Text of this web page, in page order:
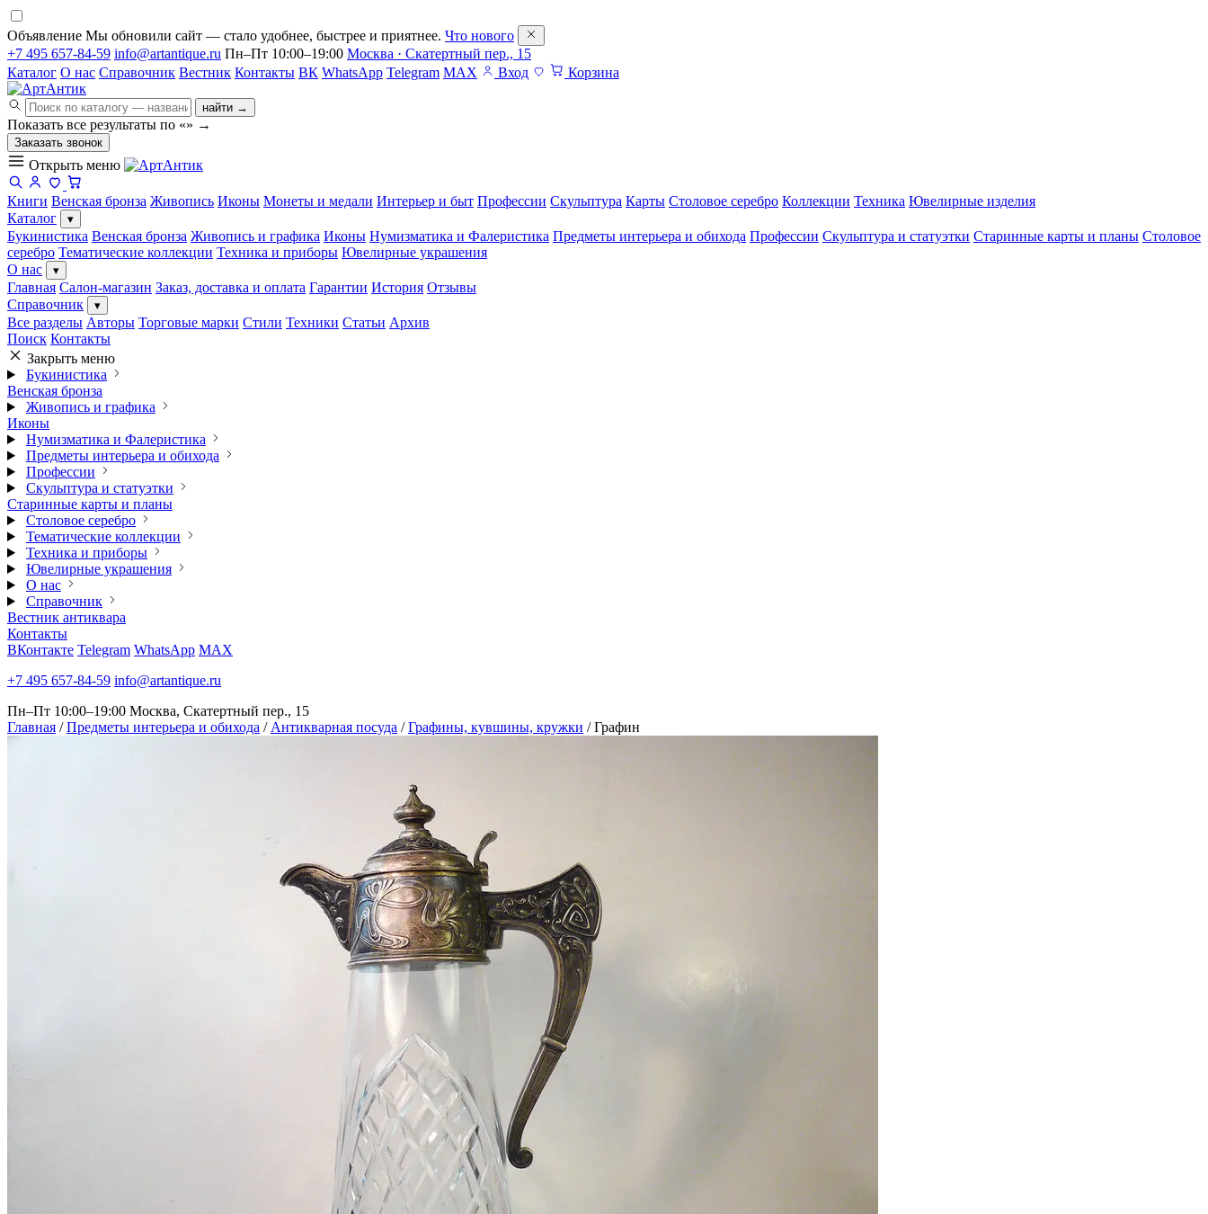
Объявление Мы обновили сайт — стало удобнее, быстрее и приятнее. Что нового
+7 495 657-84-59 info@artantique.ru Пн–Пт 10:00–19:00 Москва · Скатертный пер., 15
Каталог О нас Справочник Вестник Контакты ВК WhatsApp Telegram MAX Вход Корзина
найти →
Показать все результаты по «» →
Заказать звонок
Открыть меню
Книги Венская бронза Живопись Иконы Монеты и медали Интерьер и быт Профессии Скульптура Карты Столовое серебро Коллекции Техника Ювелирные изделия
Каталог
▾
Букинистика Венская бронза Живопись и графика Иконы Нумизматика и Фалеристика Предметы интерьера и обихода Профессии Скульптура и статуэтки Старинные карты и планы Столовое
серебро Тематические коллекции Техника и приборы Ювелирные украшения
О нас
▾
Главная Салон-магазин Заказ, доставка и оплата Гарантии История Отзывы
Справочник
▾
Все разделы Авторы Торговые марки Стили Техники Статьи Архив
Поиск Контакты
Закрыть меню
Букинистика
Венская бронза
Живопись и графика
Иконы
Нумизматика и Фалеристика
Предметы интерьера и обихода
Профессии
Скульптура и статуэтки
Старинные карты и планы
Столовое серебро
Тематические коллекции
Техника и приборы
Ювелирные украшения
О нас
Справочник
Вестник антиквара
Контакты
ВКонтакте Telegram WhatsApp MAX
+7 495 657-84-59 info@artantique.ru
Пн–Пт 10:00–19:00 Москва, Скатертный пер., 15
Главная / Предметы интерьера и обихода / Антикварная посуда / Графины, кувшины, кружки / Графин